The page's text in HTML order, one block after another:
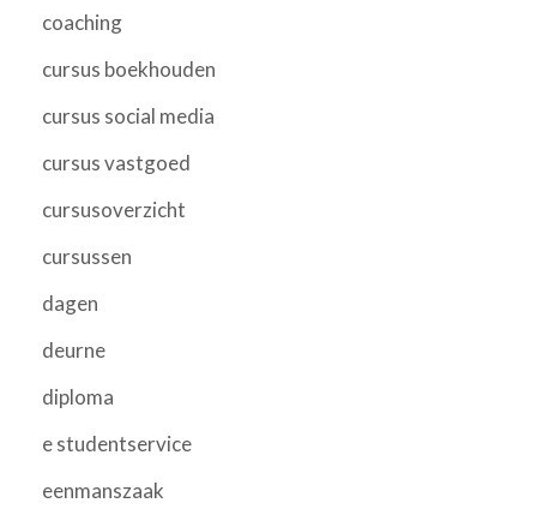
coaching
cursus boekhouden
cursus social media
cursus vastgoed
cursusoverzicht
cursussen
dagen
deurne
diploma
e studentservice
eenmanszaak